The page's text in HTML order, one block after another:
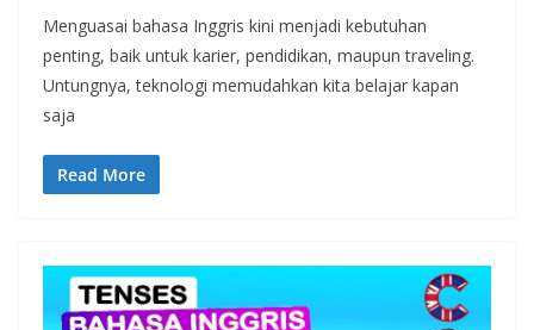
Menguasai bahasa Inggris kini menjadi kebutuhan
penting, baik untuk karier, pendidikan, maupun traveling.
Untungnya, teknologi memudahkan kita belajar kapan
saja
Read More